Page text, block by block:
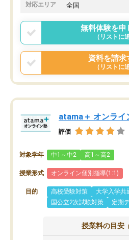
対応エリア 全国
無料体験を申
（リストに
資料を請求
（リストに
atama＋ オンライ
評価
対象学年 中1～中2 高1～高2
授業形式 オンライン個別指導(1:1)
目的 高校受験対策
大学入学共
国公立2次試験対策
定期
授業料の目安